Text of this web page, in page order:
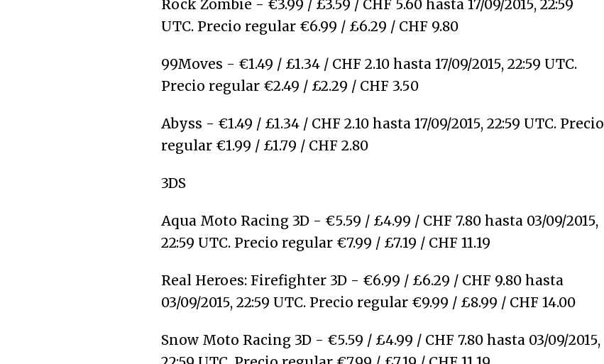
Rock Zombie - €3.99 / £3.59 / CHF 5.60 hasta 17/09/2015, 22:59
UTC. Precio regular €6.99 / £6.29 / CHF 9.80
99Moves - €1.49 / £1.34 / CHF 2.10 hasta 17/09/2015, 22:59 UTC.
Precio regular €2.49 / £2.29 / CHF 3.50
Abyss - €1.49 / £1.34 / CHF 2.10 hasta 17/09/2015, 22:59 UTC. Precio
regular €1.99 / £1.79 / CHF 2.80
3DS
Aqua Moto Racing 3D - €5.59 / £4.99 / CHF 7.80 hasta 03/09/2015,
22:59 UTC. Precio regular €7.99 / £7.19 / CHF 11.19
Real Heroes: Firefighter 3D - €6.99 / £6.29 / CHF 9.80 hasta
03/09/2015, 22:59 UTC. Precio regular €9.99 / £8.99 / CHF 14.00
Snow Moto Racing 3D - €5.59 / £4.99 / CHF 7.80 hasta 03/09/2015,